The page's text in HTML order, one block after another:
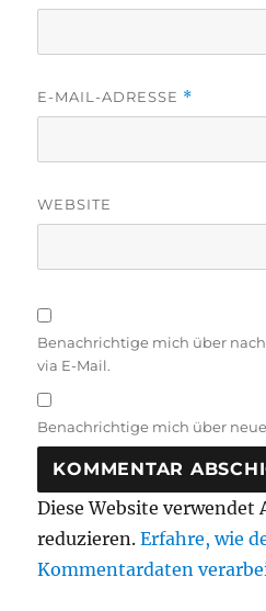
E-MAIL-ADRESSE *
WEBSITE
Benachrichtige mich über
via E-Mail.
Benachrichtige mich über
Diese Website verwendet
reduzieren.Erfahre, wie
Kommentardaten